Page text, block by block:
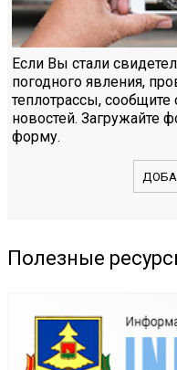
Если Вы стали
погодного явления,
теплотрассы,
новостей. Загружайте
форму.
Полезные